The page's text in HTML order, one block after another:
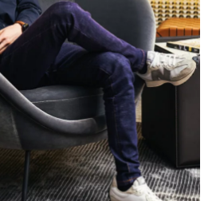
大局，微於細節，貴於專業。
了解更多...